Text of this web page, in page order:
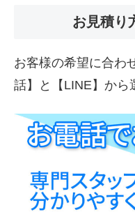
お見積り
お客様の希望に合わ
話】と【LINE】から